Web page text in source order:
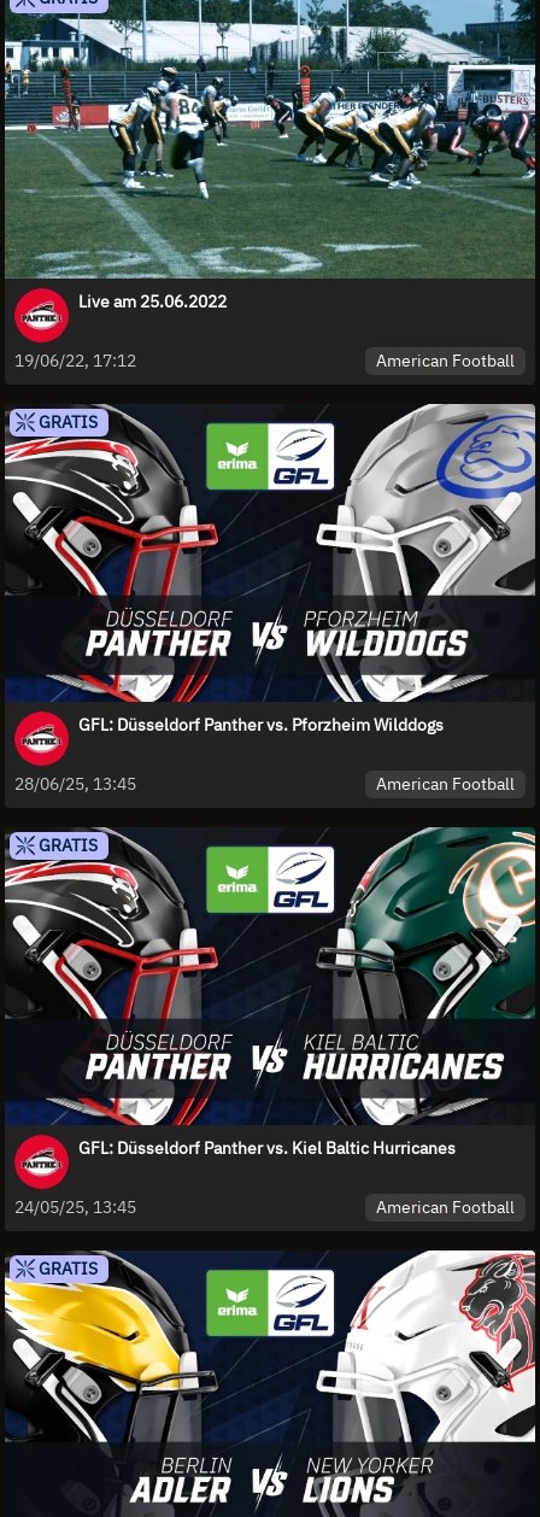
Live am 25.06.2022
19/06/22, 17:12 American Football
GRATIS
GFL: Düsseldorf Panther vs. Pforzheim Wilddogs
28/06/25, 13:45 American Football
GRATIS
GFL: Düsseldorf Panther vs. Kiel Baltic Hurricanes
24/05/25, 13:45 American Football
GRATIS